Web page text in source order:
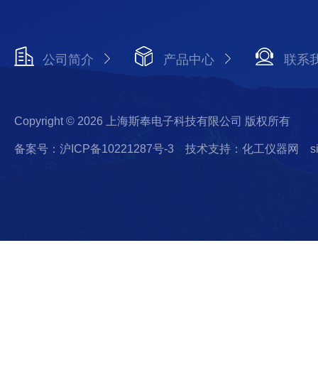
公司简介 产品中心 联系
Copyright © 2026 上海斯奉电子科技有限公司 版权所有
备案号：沪ICP备10221287号-3 技术支持：化工仪器网